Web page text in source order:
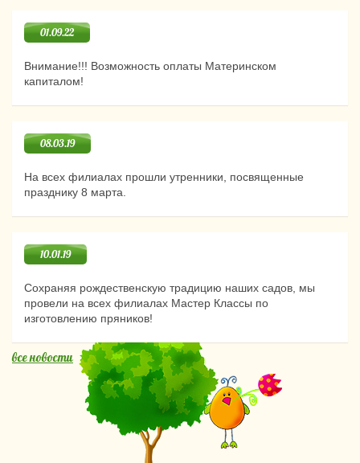
01.09.22
Внимание!!! Возможность оплаты Материнском
капиталом!
08.03.19
На всех филиалах прошли утренники, посвященные
празднику 8 марта.
10.01.19
Сохраняя рождественскую традицию наших садов, мы
провели на всех филиалах Мастер Классы по
изготовлению пряников!
все новости